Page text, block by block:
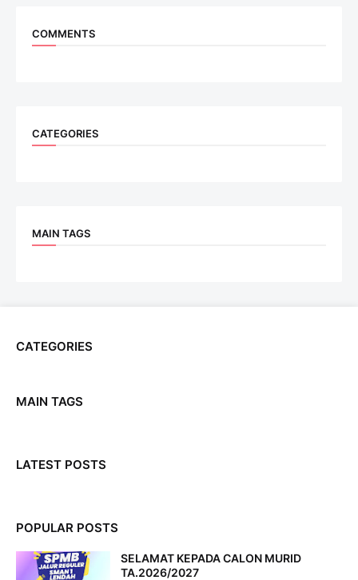
COMMENTS
CATEGORIES
MAIN TAGS
CATEGORIES
MAIN TAGS
LATEST POSTS
POPULAR POSTS
SELAMAT KEPADA CALON MURID
TA.2026/2027